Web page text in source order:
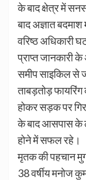
के बाद क्षेत्र में
बाद अज्ञात
वरिष्ठ अधिकारी
प्राप्त जानकारी
समीप साइकिल से
ताबड़तोड़
होकर सड़क पर
के बाद आसपास के
होने में सफल रहे।
मृतक की पहचान
38 वर्षीय मनोज